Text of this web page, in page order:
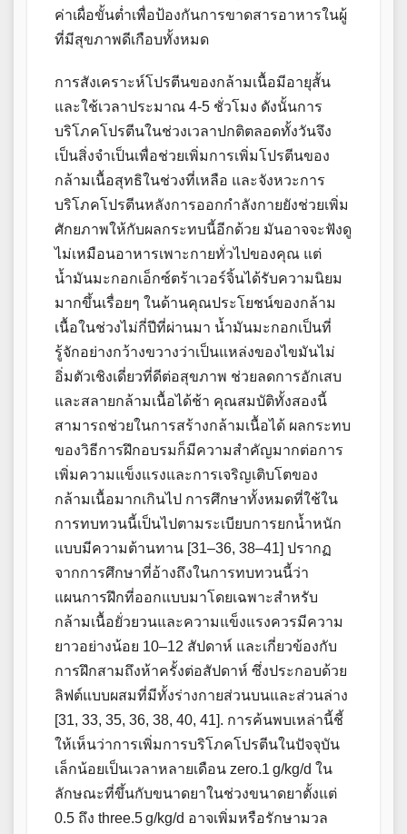
ค่าเผื่อขั้นต่ำเพื่อป้องกันการขาดสารอาหารในผู้
ที่มีสุขภาพดีเกือบทั้งหมด
การสังเคราะห์โปรตีนของกล้ามเนื้อมีอายุสั้น
และใช้เวลาประมาณ 4-5 ชั่วโมง ดังนั้นการ
บริโภคโปรตีนในช่วงเวลาปกติตลอดทั้งวันจึง
เป็นสิ่งจำเป็นเพื่อช่วยเพิ่มการเพิ่มโปรตีนของ
กล้ามเนื้อสุทธิในช่วงที่เหลือ และจังหวะการ
บริโภคโปรตีนหลังการออกกำลังกายยังช่วยเพิ่ม
ศักยภาพให้กับผลกระทบนี้อีกด้วย มันอาจจะฟังดู
ไม่เหมือนอาหารเพาะกายทั่วไปของคุณ แต่
น้ำมันมะกอกเอ็กซ์ตร้าเวอร์จิ้นได้รับความนิยม
มากขึ้นเรื่อยๆ ในด้านคุณประโยชน์ของกล้าม
เนื้อในช่วงไม่กี่ปีที่ผ่านมา น้ำมันมะกอกเป็นที่
รู้จักอย่างกว้างขวางว่าเป็นแหล่งของไขมันไม่
อิ่มตัวเชิงเดี่ยวที่ดีต่อสุขภาพ ช่วยลดการอักเสบ
และสลายกล้ามเนื้อได้ช้า คุณสมบัติทั้งสองนี้
สามารถช่วยในการสร้างกล้ามเนื้อได้ ผลกระทบ
ของวิธีการฝึกอบรมก็มีความสำคัญมากต่อการ
เพิ่มความแข็งแรงและการเจริญเติบโตของ
กล้ามเนื้อมากเกินไป การศึกษาทั้งหมดที่ใช้ใน
การทบทวนนี้เป็นไปตามระเบียบการยกน้ำหนัก
แบบมีความต้านทาน [31–36, 38–41] ปรากฏ
จากการศึกษาที่อ้างถึงในการทบทวนนี้ว่า
แผนการฝึกที่ออกแบบมาโดยเฉพาะสำหรับ
กล้ามเนื้อยั่วยวนและความแข็งแรงควรมีความ
ยาวอย่างน้อย 10–12 สัปดาห์ และเกี่ยวข้องกับ
การฝึกสามถึงห้าครั้งต่อสัปดาห์ ซึ่งประกอบด้วย
ลิฟต์แบบผสมที่มีทั้งร่างกายส่วนบนและส่วนล่าง
[31, 33, 35, 36, 38, 40, 41]. การค้นพบเหล่านี้ชี้
ให้เห็นว่าการเพิ่มการบริโภคโปรตีนในปัจจุบัน
เล็กน้อยเป็นเวลาหลายเดือน zero.1 g/kg/d ใน
ลักษณะที่ขึ้นกับขนาดยาในช่วงขนาดยาตั้งแต่
0.5 ถึง three.5 g/kg/d อาจเพิ่มหรือรักษามวล